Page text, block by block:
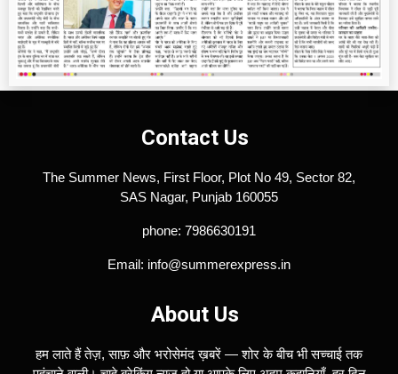
Contact Us
The Summer News, First Floor, Plot No 49, Sector 82,
SAS Nagar, Punjab 160055
phone: 7986630191
Email: info@summerexpress.in
About Us
हम लाते हैं तेज़, साफ़ और भरोसेमंद ख़बरें — शोर के बीच भी सच्चाई तक